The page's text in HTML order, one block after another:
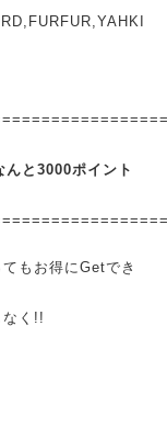
と3000ポイント
もお得にGetでき
なく!!